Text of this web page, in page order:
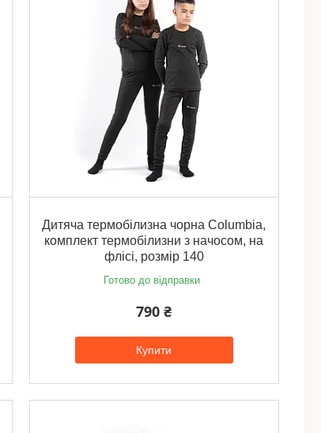
Дитяча термобілизна чорна Columbia,
комплект термобілизни з начосом, на
флісі, розмір 140
Готово до відправки
790 ₴
Купити